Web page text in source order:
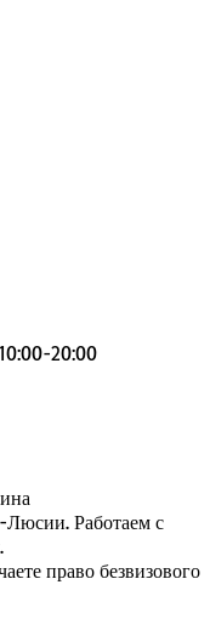
10:00-20:00
Люсии. Работаем с
право безвизового